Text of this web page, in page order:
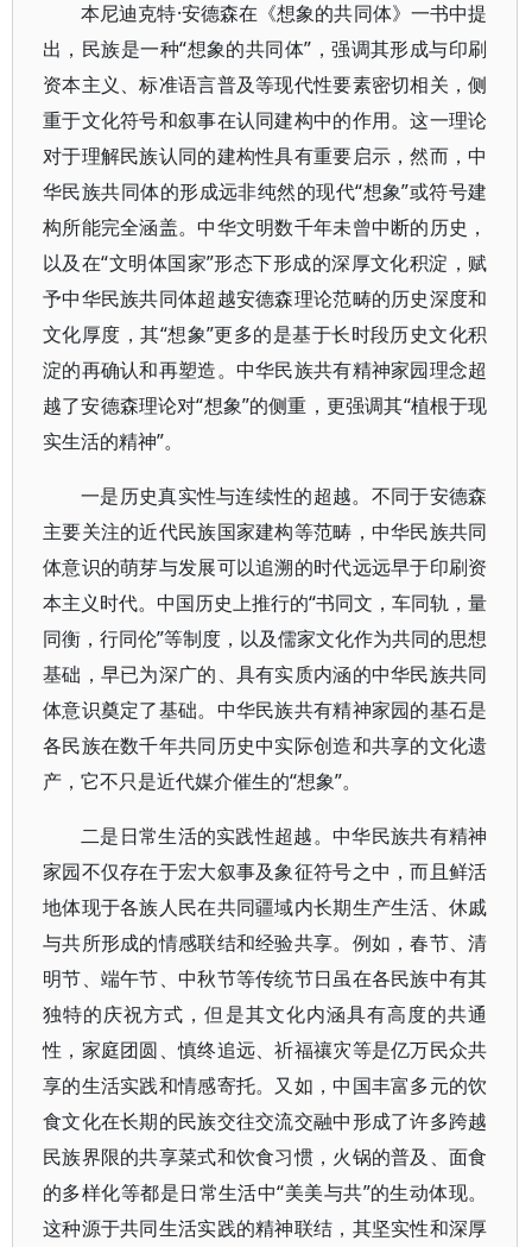
本尼迪克特·安德森在《想象的共同体》一书中提
出，民族是一种“想象的共同体”，强调其形成与印刷
资本主义、标准语言普及等现代性要素密切相关，侧
重于文化符号和叙事在认同建构中的作用。这一理论
对于理解民族认同的建构性具有重要启示，然而，中
华民族共同体的形成远非纯然的现代“想象”或符号建
构所能完全涵盖。中华文明数千年未曾中断的历史，
以及在“文明体国家”形态下形成的深厚文化积淀，赋
予中华民族共同体超越安德森理论范畴的历史深度和
文化厚度，其“想象”更多的是基于长时段历史文化积
淀的再确认和再塑造。中华民族共有精神家园理念超
越了安德森理论对“想象”的侧重，更强调其“植根于现
实生活的精神”。
一是历史真实性与连续性的超越。不同于安德森
主要关注的近代民族国家建构等范畴，中华民族共同
体意识的萌芽与发展可以追溯的时代远远早于印刷资
本主义时代。中国历史上推行的“书同文，车同轨，量
同衡，行同伦”等制度，以及儒家文化作为共同的思想
基础，早已为深广的、具有实质内涵的中华民族共同
体意识奠定了基础。中华民族共有精神家园的基石是
各民族在数千年共同历史中实际创造和共享的文化遗
产，它不只是近代媒介催生的“想象”。
二是日常生活的实践性超越。中华民族共有精神
家园不仅存在于宏大叙事及象征符号之中，而且鲜活
地体现于各族人民在共同疆域内长期生产生活、休戚
与共所形成的情感联结和经验共享。例如，春节、清
明节、端午节、中秋节等传统节日虽在各民族中有其
独特的庆祝方式，但是其文化内涵具有高度的共通
性，家庭团圆、慎终追远、祈福禳灾等是亿万民众共
享的生活实践和情感寄托。又如，中国丰富多元的饮
食文化在长期的民族交往交流交融中形成了许多跨越
民族界限的共享菜式和饮食习惯，火锅的普及、面食
的多样化等都是日常生活中“美美与共”的生动体现。
这种源于共同生活实践的精神联结，其坚实性和深厚